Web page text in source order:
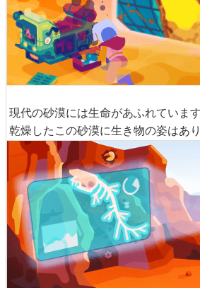
現代の砂漠には生命があふれていま
乾燥したこの砂漠に生き物の姿はあり